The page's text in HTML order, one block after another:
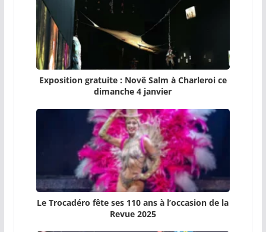
Exposition gratuite : Novê Salm à Charleroi ce
dimanche 4 janvier
Le Trocadéro fête ses 110 ans à l’occasion de la
Revue 2025